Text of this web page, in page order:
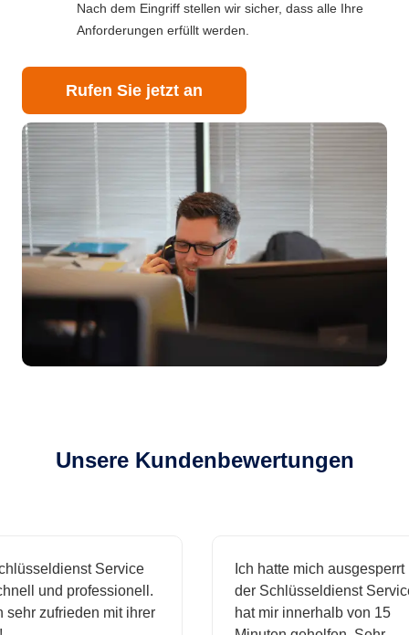
Nach dem Eingriff stellen wir sicher, dass alle Ihre
Anforderungen erfüllt werden.
Rufen Sie jetzt an
Unsere Kundenbewertungen
Service
und professionell.
zufrieden mit ihrer
Ich hatte mich ausgesperrt und
der Schlüsseldienst Service
hat mir innerhalb von 15